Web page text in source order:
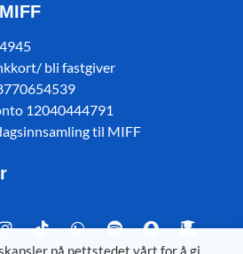
bli fastgiver
12040444791
til MIFF
på nettstedet vårt for å gi